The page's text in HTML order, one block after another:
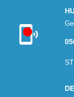
Kon niet
verbinden met